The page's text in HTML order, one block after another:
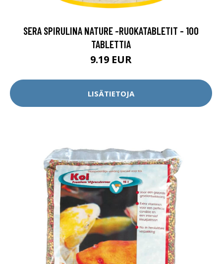
SERA SPIRULINA NATURE -RUOKATABLETIT - 100
TABLETTIA
9.19 EUR
LISÄTIETOJA